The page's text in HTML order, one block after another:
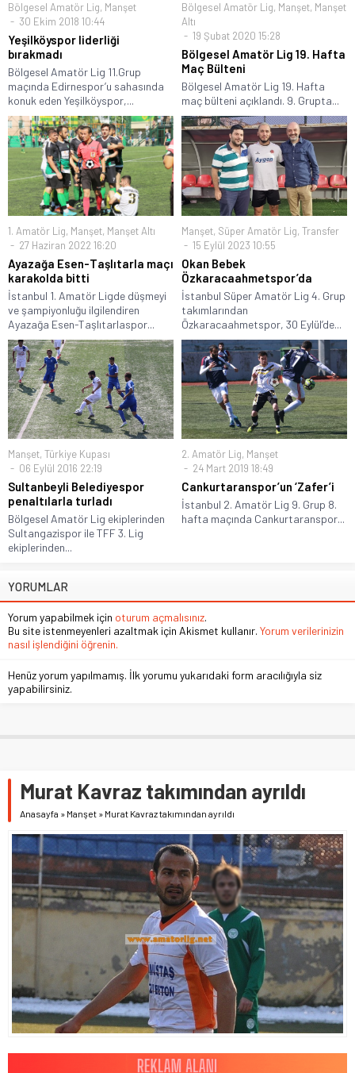
Bölgesel Amatör Lig, Manşet
30 Ekim 2018 10:44
Yeşilköyspor liderliği
bırakmadı
Bölgesel Amatör Lig 11.Grup
maçında Edirnespor’u sahasında
konuk eden Yeşilköyspor,...
Bölgesel Amatör Lig, Manşet, Manşet
Altı
19 Şubat 2020 15:28
Bölgesel Amatör Lig 19. Hafta
Maç Bülteni
Bölgesel Amatör Lig 19. Hafta
maç bülteni açıklandı. 9. Grupta...
1. Amatör Lig, Manşet, Manşet Altı
27 Haziran 2022 16:20
Ayazağa Esen-Taşlıtarla maçı
karakolda bitti
İstanbul 1. Amatör Ligde düşmeyi
ve şampiyonluğu ilgilendiren
Ayazağa Esen-Taşlıtarlaspor...
Manşet, Süper Amatör Lig, Transfer
15 Eylül 2023 10:55
Okan Bebek
Özkaracaahmetspor’da
İstanbul Süper Amatör Lig 4. Grup
takımlarından
Özkaracaahmetspor, 30 Eylül’de...
Manşet, Türkiye Kupası
06 Eylül 2016 22:19
Sultanbeyli Belediyespor
penaltılarla turladı
Bölgesel Amatör Lig ekiplerinden
Sultangazispor ile TFF 3. Lig
ekiplerinden...
2. Amatör Lig, Manşet
24 Mart 2019 18:49
Cankurtaranspor’un ‘Zafer’i
İstanbul 2. Amatör Lig 9. Grup 8.
hafta maçında Cankurtaranspor...
YORUMLAR
Yorum yapabilmek için oturum açmalısınız.
Bu site istenmeyenleri azaltmak için Akismet kullanır. Yorum verilerinizin
nasıl işlendiğini öğrenin.
Henüz yorum yapılmamış. İlk yorumu yukarıdaki form aracılığıyla siz
yapabilirsiniz.
Murat Kavraz takımından ayrıldı
Anasayfa » Manşet » Murat Kavraz takımından ayrıldı